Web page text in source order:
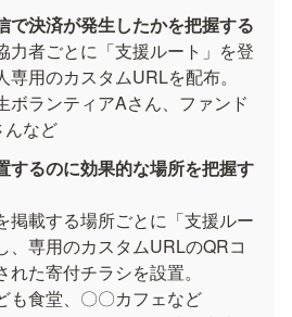
で決済が発生したかを把握する
力者ごとに「支援ルート」を登
専用のカスタムURLを配布。
ボランティアAさん、ファンド
んなど
するのに効果的な場所を把握す
掲載する場所ごとに「支援ルー
、専用のカスタムURLのQRコ
れた寄付チラシを設置。
も食堂、〇〇カフェなど